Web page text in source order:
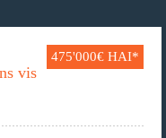
475'000€ HAI*
vis